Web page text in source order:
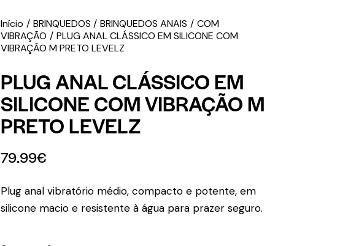
Início BRINQUEDOS BRINQUEDOS ANAIS
COM
VIBRAÇÃO
PLUG ANAL CLÁSSICO EM SILICONE COM
VIBRAÇÃO M PRETO LEVELZ
PLUG ANAL CLÁSSICO EM
SILICONE COM VIBRAÇÃO M
PRETO LEVELZ
79.99€
Plug anal vibratório médio, compacto e potente, em
silicone macio e resistente à água para prazer seguro.